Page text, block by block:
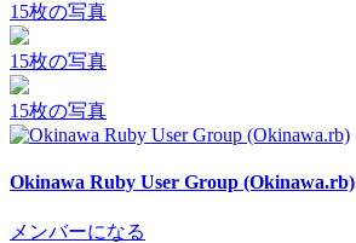
15枚の写真
15枚の写真
15枚の写真
Okinawa Ruby User Group (Okinawa.rb)
メンバーになる